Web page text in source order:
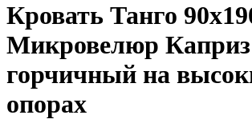
Кровать Танго
Микровелюр Каприз
горчичный на
опорах